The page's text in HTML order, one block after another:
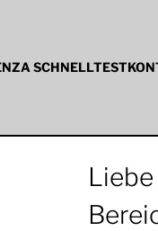
SCHNELLTEST